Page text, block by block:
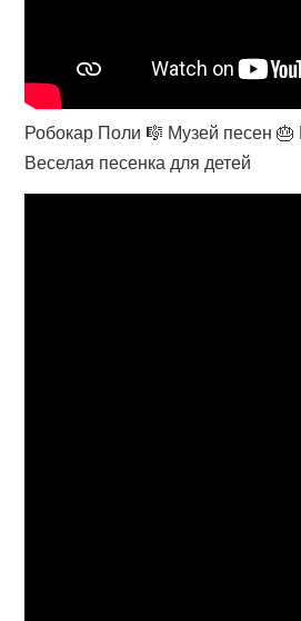
Робокар Поли 🎼 Музей песен 🎂
Веселая песенка для детей